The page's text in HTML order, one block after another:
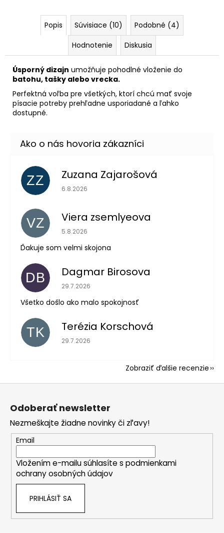
Popis Súvisiace (10)
Podobné (4)
Hodnotenie
Diskusia
Úsporný dizajn umožňuje pohodlné vloženie do
batohu, tašky alebo vrecka.
Perfektná voľba pre všetkých, ktorí chcú mať svoje
písacie potreby prehľadne usporiadané a ľahko
dostupné.
ZZ Zuzana Zajarošová
Hodnotenie obchodu je 5 z 5 hviezdičiek.
6.8.2026
VZ Viera zsemlyeova
Hodnotenie obchodu je 5 z 5 hviezdičiek.
5.8.2026
Ďakuje som velmi skojona
DB Dagmar Birosova
Hodnotenie obchodu je 5 z 5 hviezdičiek.
29.7.2026
Všetko došlo ako malo spokojnosť
TK Terézia Korschová
Hodnotenie obchodu je 5 z 5 hviezdičiek.
29.7.2026
Zobraziť ďalšie recenzie
Z
Odoberať newsletter
Nezmeškajte žiadne novinky či zľavy!
Email
Vložením e-mailu súhlasíte s podmienkami
ochrany osobných údajov
PRIHLÁSIŤ SA